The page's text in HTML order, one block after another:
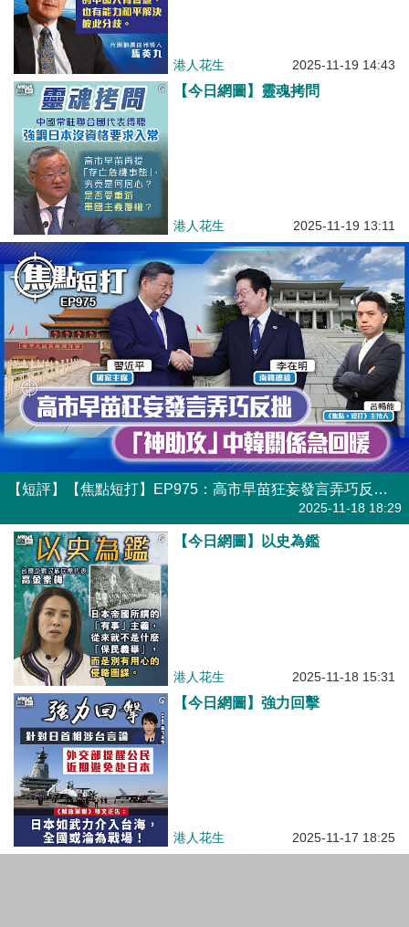
港人花生 2025-11-19 14:43
【今日網圖】靈魂拷問
港人花生 2025-11-19 13:11
【短評】【焦點短打】EP975：高市早苗狂妄發言弄巧反拙 「神助攻」中韓關係急回暖
2025-11-18 18:29
【今日網圖】以史為鑑
港人花生 2025-11-18 15:31
【今日網圖】強力回擊
港人花生 2025-11-17 18:25